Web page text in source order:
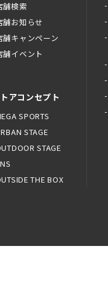
舗検索
舗お知らせ
舗キャンペーン
舗イベント
アコンセプト
SPORTS
STAGE
STAGE
THE BOX